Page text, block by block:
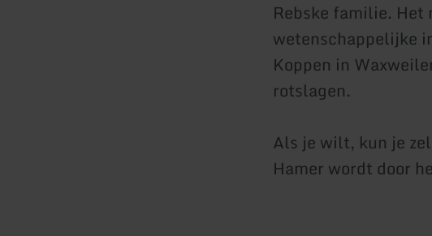
Rebske familie. Het
wetenschappelijke
Koppen in
rotslagen.
Als je wilt, kun je
Hamer wordt door